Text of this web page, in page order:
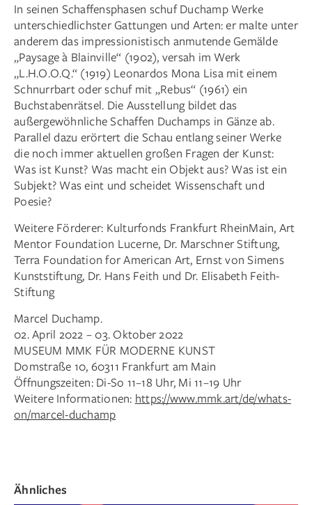
In seinen Schaffensphasen schuf Duchamp Werke
unterschiedlichster Gattungen und Arten: er malte unter
anderem das impressionistisch anmutende Gemälde
„Paysage à Blainville“ (1902), versah im Werk
„L.H.O.O.Q.“ (1919) Leonardos Mona Lisa mit einem
Schnurrbart oder schuf mit „Rebus“ (1961) ein
Buchstabenrätsel. Die Ausstellung bildet das
außergewöhnliche Schaffen Duchamps in Gänze ab.
Parallel dazu erörtert die Schau entlang seiner Werke
die noch immer aktuellen großen Fragen der Kunst:
Was ist Kunst? Was macht ein Objekt aus? Was ist ein
Subjekt? Was eint und scheidet Wissenschaft und
Poesie?
Weitere Förderer: Kulturfonds Frankfurt RheinMain, Art
Mentor Foundation Lucerne, Dr. Marschner Stiftung,
Terra Foundation for American Art, Ernst von Simens
Kunststiftung, Dr. Hans Feith und Dr. Elisabeth Feith-
Stiftung
Marcel Duchamp.
02. April 2022 – 03. Oktober 2022
MUSEUM MMK FÜR MODERNE KUNST
Domstraße 10, 60311 Frankfurt am Main
Öffnungszeiten: Di-So 11–18 Uhr, Mi 11–19 Uhr
Weitere Informationen: https://www.mmk.art/de/whats-
on/marcel-duchamp
Ähnliches